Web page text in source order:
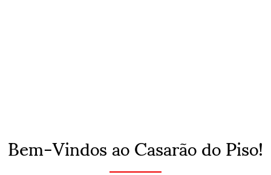
Bem-Vindos ao Casarão do Piso!